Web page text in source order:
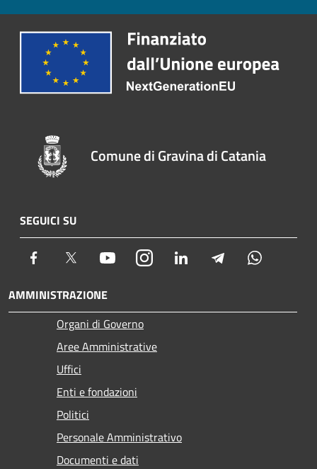
Comune di Gravina di Catania
SEGUICI SU
Facebook Twitter YoutubeInstagram LinkedIn Telegram
AMMINISTRAZIONE
Organi di Governo
Aree Amministrative
Uffici
Enti e fondazioni
Politici
Personale Amministrativo
Documenti e dati